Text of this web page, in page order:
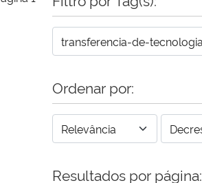
Ordenar por:
Resultados por página: